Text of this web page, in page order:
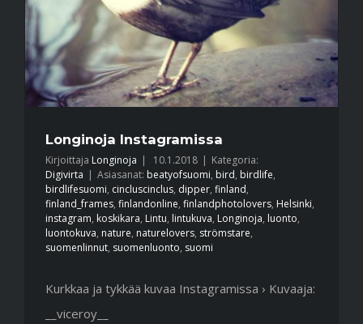
Longinoja Instagramissa
Kirjoittaja Longinoja 10.1.2018
Kategoria:
Digivirta
Asiasanat: beatyofsuomi, bird, birdlife,
birdlifesuomi, cincluscinclus, dipper, finland,
finland_frames, finlandonline, finlandphotolovers, Helsinki,
instagram, koskikara, Lintu, lintukuva, Longinoja, luonto,
luontokuva, nature, naturelovers, strömstare,
suomenlinnut, suomenluonto, suomi
Kurkkaa ja tykkää kuvaa Instagramissa › Kuvaaja:
__viceroy__